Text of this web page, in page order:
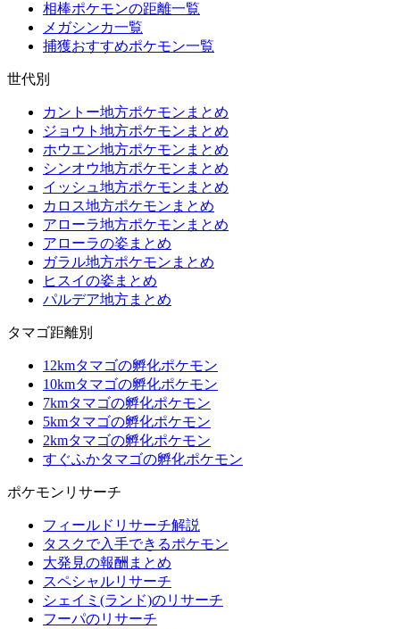
相棒ポケモンの距離一覧
メガシンカ一覧
捕獲おすすめポケモン一覧
世代別
カントー地方ポケモンまとめ
ジョウト地方ポケモンまとめ
ホウエン地方ポケモンまとめ
シンオウ地方ポケモンまとめ
イッシュ地方ポケモンまとめ
カロス地方ポケモンまとめ
アローラ地方ポケモンまとめ
アローラの姿まとめ
ガラル地方ポケモンまとめ
ヒスイの姿まとめ
パルデア地方まとめ
タマゴ距離別
12kmタマゴの孵化ポケモン
10kmタマゴの孵化ポケモン
7kmタマゴの孵化ポケモン
5kmタマゴの孵化ポケモン
2kmタマゴの孵化ポケモン
すぐふかタマゴの孵化ポケモン
ポケモンリサーチ
フィールドリサーチ解説
タスクで入手できるポケモン
大発見の報酬まとめ
スペシャルリサーチ
シェイミ(ランド)のリサーチ
フーパのリサーチ